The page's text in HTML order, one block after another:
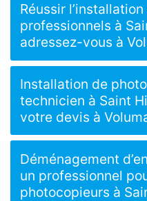
Réussir
professionnels à
adressez-vous à
Installation de
technicien à Saint
votre devis à
Déménagement
un professionnel
photocopieurs à